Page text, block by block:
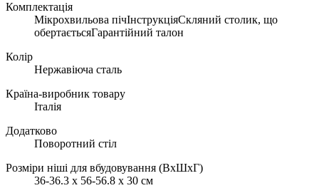
Комплектація
Мікрохвильова пічІнструкціяСкляний столик, що
обертаєтьсяГарантійний талон
Колір
Нержавіюча сталь
Країна-виробник товару
Італія
Додатково
Поворотний стіл
Розміри ніші для вбудовування (ВxШxГ)
36-36.3 х 56-56.8 х 30 см